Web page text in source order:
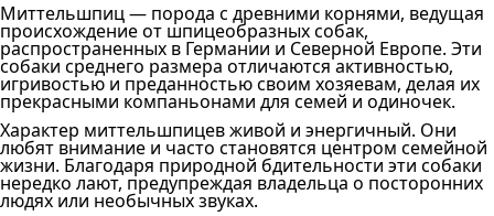
Миттельшпиц — порода с древними корнями, ведущая
происхождение от шпицеобразных собак,
распространенных в Германии и Северной Европе. Эти
собаки среднего размера отличаются активностью,
игривостью и преданностью своим хозяевам, делая их
прекрасными компаньонами для семей и одиночек.
Характер миттельшпицев живой и энергичный. Они
любят внимание и часто становятся центром семейной
жизни. Благодаря природной бдительности эти собаки
нередко лают, предупреждая владельца о посторонних
людях или необычных звуках.